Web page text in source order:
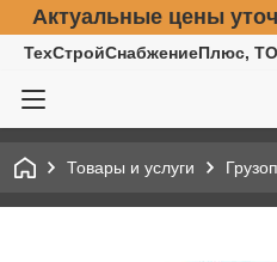
Актуальные цены
ТехСтройСнабжениеПлюс,
Товары и услуги